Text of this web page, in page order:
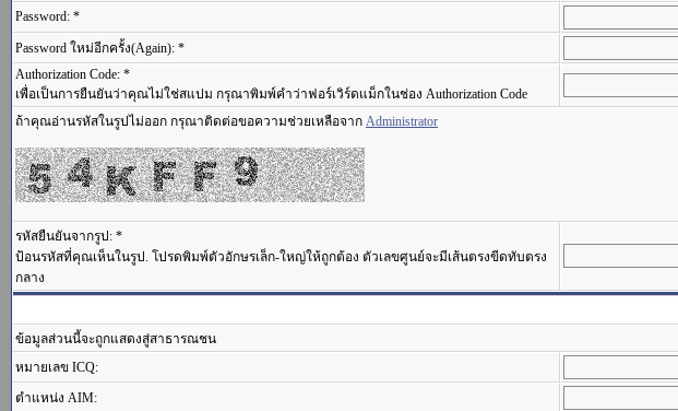
Password: *
Password ใหม่อีกครั้ง(Again): *
Authorization Code: *
เพื่อเป็นการยืนยันว่าคุณไม่ใช่สแปม กรุณาพิมพ์คำว่าฟอร์เวิร์ดแม็กในช่อง Authorization Code
ถ้าคุณอ่านรหัสในรูปไม่ออก กรุณาติดต่อขอความช่วยเหลือจาก Administrator
รหัสยืนยันจากรูป: *
ป้อนรหัสที่คุณเห็นในรูป. โปรดพิมพ์ตัวอักษรเล็ก-ใหญ่ให้ถูกต้อง ตัวเลขศูนย์จะมีเส้นตรงขีดทับตรง
กลาง
ข้อมูลส่วนนี้จะถูกแสดงสู่สาธารณชน
หมายเลข ICQ:
ตำแหน่ง AIM: